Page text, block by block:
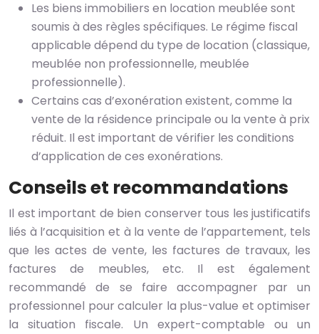
Les biens immobiliers en location meublée sont
soumis à des règles spécifiques. Le régime fiscal
applicable dépend du type de location (classique,
meublée non professionnelle, meublée
professionnelle).
Certains cas d’exonération existent, comme la
vente de la résidence principale ou la vente à prix
réduit. Il est important de vérifier les conditions
d’application de ces exonérations.
Conseils et recommandations
Il est important de bien conserver tous les justificatifs
liés à l’acquisition et à la vente de l’appartement, tels
que les actes de vente, les factures de travaux, les
factures de meubles, etc. Il est également
recommandé de se faire accompagner par un
professionnel pour calculer la plus-value et optimiser
la situation fiscale. Un expert-comptable ou un